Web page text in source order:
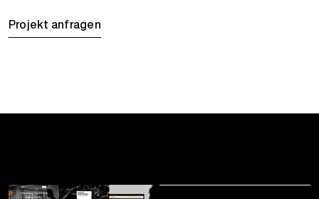
Projekt anfragen